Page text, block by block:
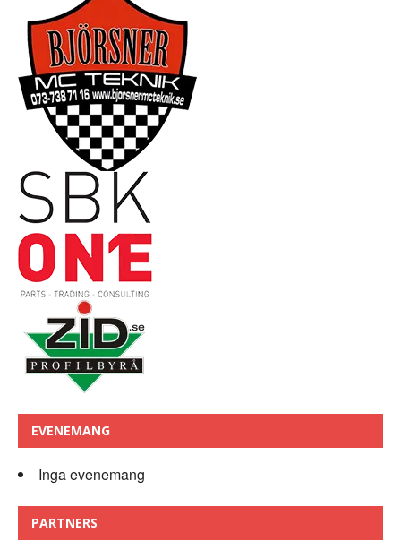
EVENEMANG
Inga evenemang
PARTNERS